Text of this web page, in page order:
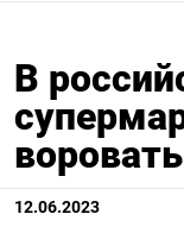
В
12.06.2023